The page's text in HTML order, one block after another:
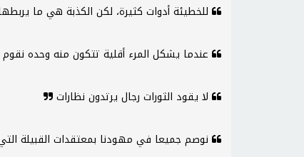
للخطيئة أدوات كثيرة، لكن الكذبة هي ما
عندما يشكل المرء أقلية تتكون منه وحده
لا يقود الثورات رجال يرتدون نظارات
نوصم جميعا في مهودنا بمعتقدات القبيلة